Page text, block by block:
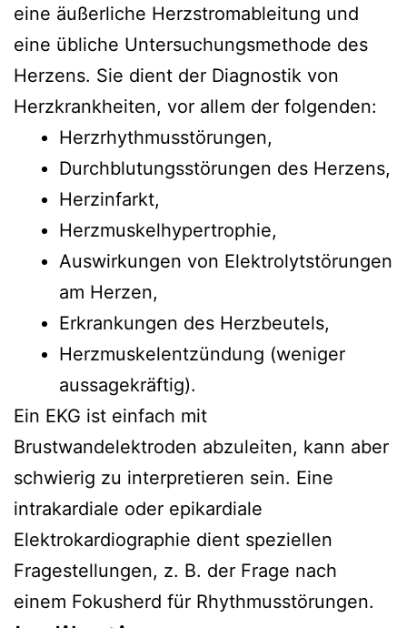
eine äußerliche Herzstromableitung und
eine übliche Untersuchungsmethode des
Herzens. Sie dient der Diagnostik von
Herzkrankheiten, vor allem der folgenden:
Herzrhythmusstörungen,
Durchblutungsstörungen des Herzens,
Herzinfarkt,
Herzmuskelhypertrophie,
Auswirkungen von Elektrolytstörungen
am Herzen,
Erkrankungen des Herzbeutels,
Herzmuskelentzündung (weniger
aussagekräftig).
Ein EKG ist einfach mit
Brustwandelektroden abzuleiten, kann aber
schwierig zu interpretieren sein. Eine
intrakardiale oder epikardiale
Elektrokardiographie dient speziellen
Fragestellungen, z. B. der Frage nach
einem Fokusherd für Rhythmusstörungen.